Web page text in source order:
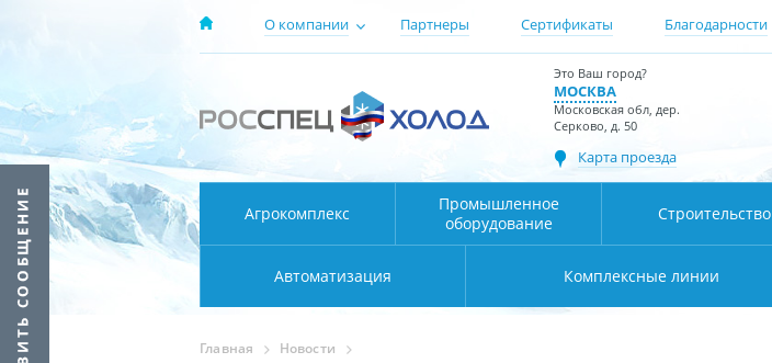
О компании Партнеры Сертификаты Благодарности
Это Ваш город?
МОСКВА
Московская обл, дер.
Серково, д. 50
Карта проезда
Агрокомплекс
Промышленное
оборудование
Строительство
Автоматизация Комплексные линии
Главная Новости